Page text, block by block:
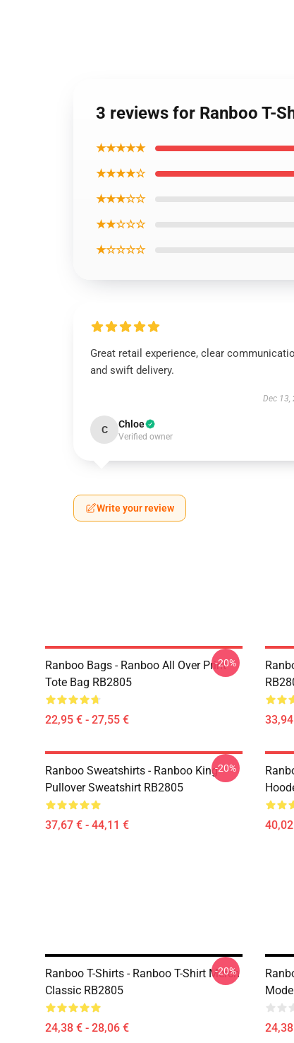
3 reviews for Ranboo T-
★★★★★
★★★★☆
★★★☆☆
★★☆☆☆
★☆☆☆☆
Great retail experience, clear
and swift delivery.
Dec 13,
C Chloe
Verified owner
Write your review
Ranboo Bags - Ranboo All Over Print
Tote Bag RB2805
22,95 € - 27,55 €
-20%
Ranboo Sweatshirts - Ranboo King
Pullover Sweatshirt RB2805
37,67 € - 44,11 €
-20%
Ranboo T-Shirts - Ranboo T-Shirt Merch
Classic RB2805
24,38 € - 28,06 €
-20%